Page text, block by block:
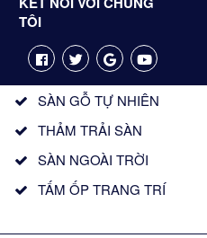
TÔI
SÀN GỖ TỰ NHIÊN
THẢM TRẢI SÀN
SÀN NGOÀI TRỜI
TẤM ỐP TRANG TRÍ